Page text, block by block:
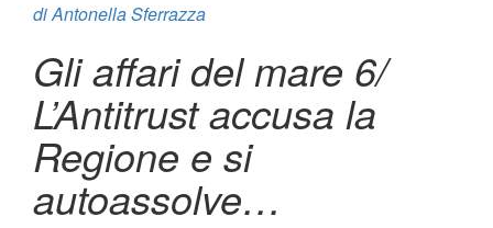
diAntonella Sferrazza
Gli affari del mare 6/
L’Antitrust accusa la
Regione e si
autoassolve…